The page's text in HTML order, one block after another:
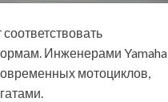
Инженерами Yamaha
мотоциклов,